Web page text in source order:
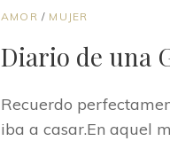
ENLACES
CATEGORÍAS
AMOR / MUJER
Diario de una
Recuerdo
iba a casar.En aquel